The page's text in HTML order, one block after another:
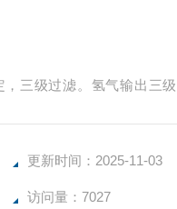
三级过滤。氢气输出三
过压保护装置，安全无安
更新时间：2025-11-03
访问量：7027